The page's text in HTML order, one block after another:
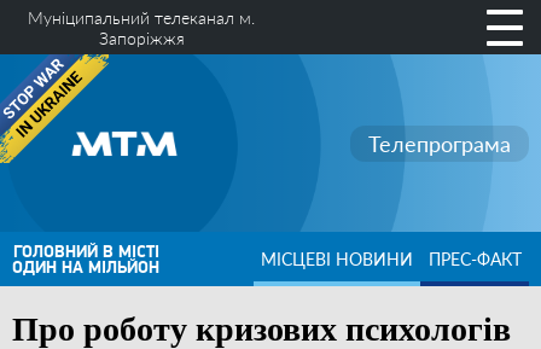
Муніципальний телеканал м.
Запоріжжя
Телепрограма
ГОЛОВНИЙ В МІСТІ
ОДИН НА МІЛЬЙОН МІСЦЕВІ НОВИНИ ПРЕС-ФАКТ
Про роботу кризових психологів